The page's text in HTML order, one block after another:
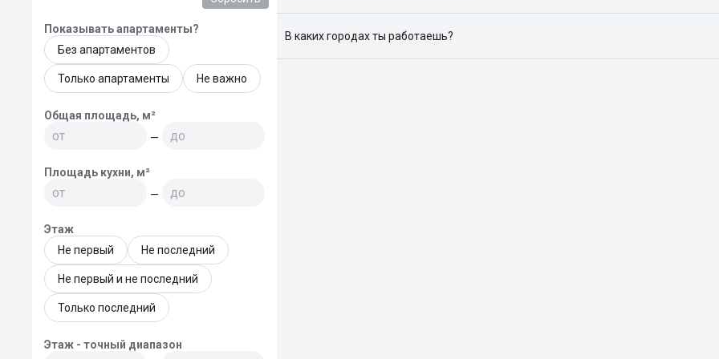
Показывать апартаменты?
Без апартаментов
Только апартаменты Не важно
Общая площадь, м²
—
Площадь кухни, м²
—
Этаж
Не первый
Не последний
Не первый и не последний
Только последний
Этаж - точный диапазон
В каких городах ты работаешь?